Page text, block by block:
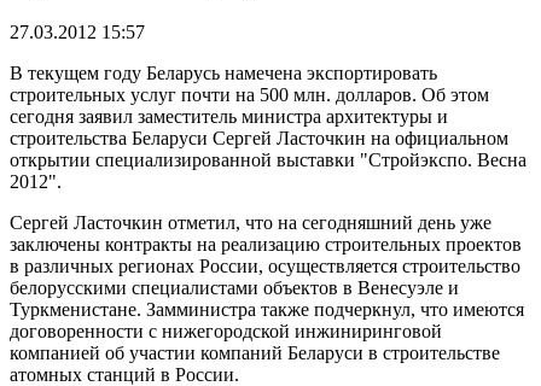
27.03.2012 15:57
В текущем году Беларусь намечена экспортировать
строительных услуг почти на 500 млн. долларов. Об этом
сегодня заявил заместитель министра архитектуры и
строительства Беларуси Сергей Ласточкин на официальном
открытии специализированной выставки "Стройэкспо. Весна
2012".
Сергей Ласточкин отметил, что на сегодняшний день уже
заключены контракты на реализацию строительных проектов
в различных регионах России, осуществляется строительство
белорусскими специалистами объектов в Венесуэле и
Туркменистане. Замминистра также подчеркнул, что имеются
договоренности с нижегородской инжиниринговой
компанией об участии компаний Беларуси в строительстве
атомных станций в России.